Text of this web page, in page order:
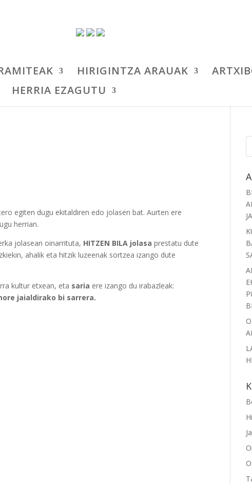
HIRIGINTZA ARAUAK
HERRIA EZAGUTU
egiten dugu ekitaldiren edo jolasen bat. Aurten ere
herrian.
jolasean oinarrituta, HITZEN BILA jolasa prestatu dute
ahalik eta hitzik luzeenak sortzea izango dute
kultur etxean, eta saria ere izango du irabazleak:
jaialdirako bi sarrera.